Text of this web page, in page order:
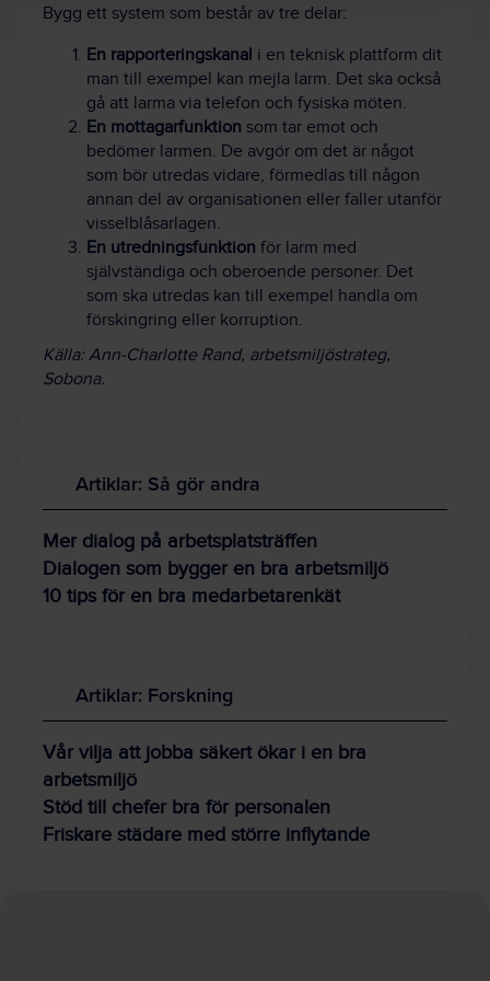
Bygg ett system som består av tre delar:
En rapporteringskanal i en teknisk plattform dit
man till exempel kan mejla larm. Det ska också
gå att larma via telefon och fysiska möten.
En mottagarfunktion som tar emot och
bedömer larmen. De avgör om det är något
som bör utredas vidare, förmedlas till någon
annan del av organisationen eller faller utanför
visselblåsarlagen.
En utredningsfunktion för larm med
självständiga och oberoende personer. Det
som ska utredas kan till exempel handla om
förskingring eller korruption.
Källa: Ann-Charlotte Rand, arbetsmiljöstrateg,
Sobona.
Artiklar: Så gör andra
Mer dialog på arbetsplatsträffen
Dialogen som bygger en bra arbetsmiljö
10 tips för en bra medarbetarenkät
Artiklar: Forskning
Vår vilja att jobba säkert ökar i en bra
arbetsmiljö
Stöd till chefer bra för personalen
Friskare städare med större inflytande